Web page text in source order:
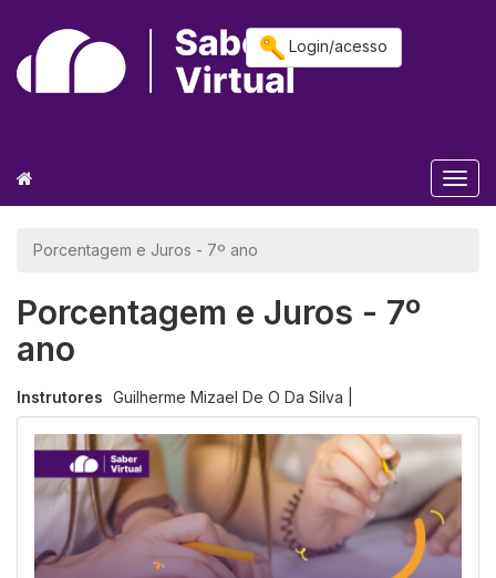
Login/acesso
Porcentagem e Juros - 7º ano
Porcentagem e Juros - 7º
ano
Instrutores Guilherme Mizael De O Da Silva |